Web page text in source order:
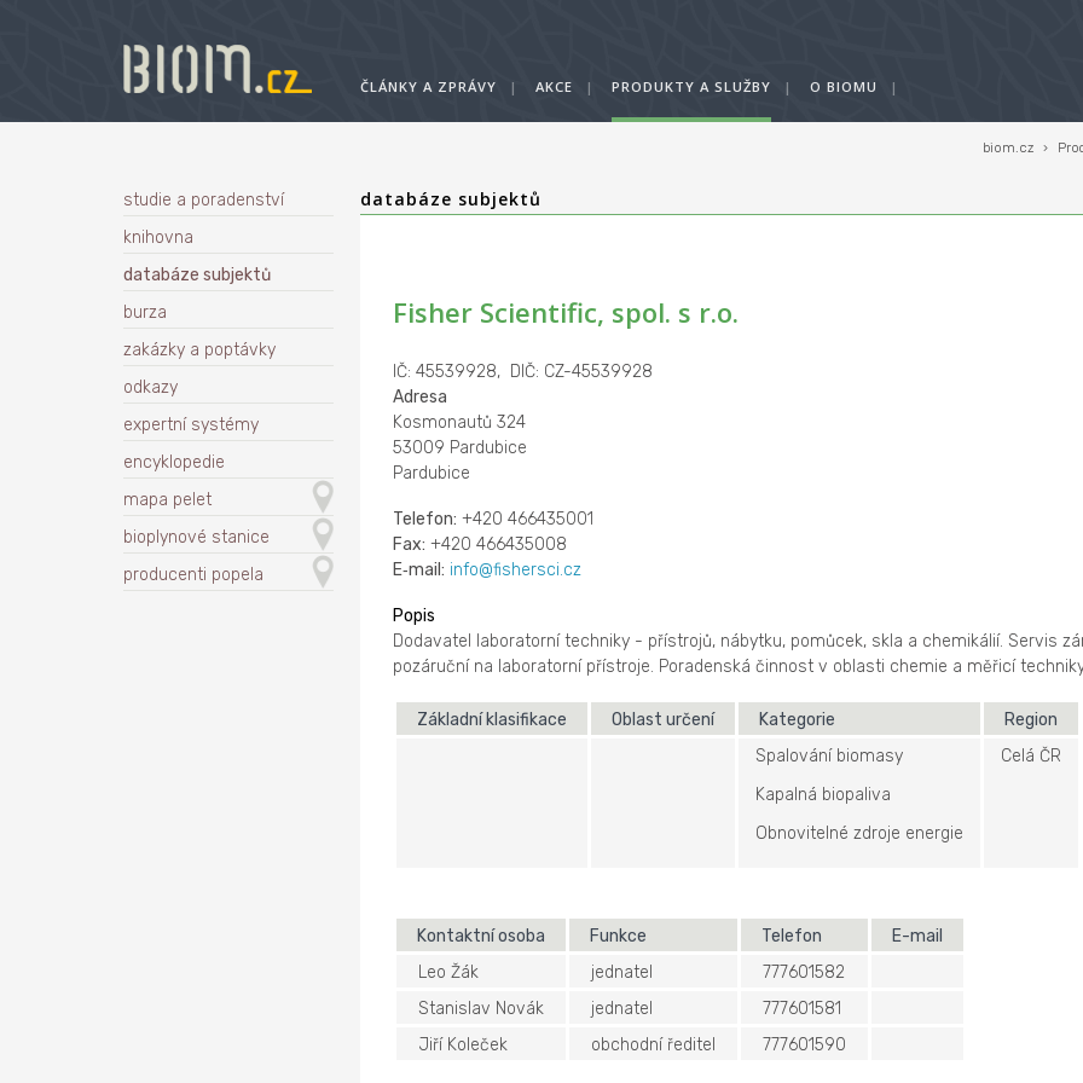
ČLÁNKY A ZPRÁVY | AKCE | PRODUKTY A SLUŽBY | O BIOMU |
biom.cz ›
studie a poradenství
knihovna
databáze subjektů
burza
zakázky a poptávky
odkazy
expertní systémy
encyklopedie
mapa pelet
bioplynové stanice
producenti popela
databáze subjektů
Fisher Scientific, spol. s r.o.
IČ: 45539928, DIČ: CZ-45539928
Adresa
Kosmonautů 324
53009 Pardubice
Pardubice
Telefon: +420 466435001
Fax: +420 466435008
E‑mail: info@fishersci.cz
Popis
Dodavatel laboratorní techniky - přístrojů, nábytku, pomůcek, skla a chemikálií. Servis
pozáruční na laboratorní přístroje. Poradenská činnost v oblasti chemie a měřicí
Základní klasifikace Oblast určení Kategorie
Region
Spalování biomasy
Kapalná biopaliva
Obnovitelné zdroje energie
Celá ČR
Kontaktní osoba Funkce Telefon
E-mail
Leo Žák
jednatel
777601582
Stanislav Novák
jednatel
777601581
Jiří Koleček
obchodní ředitel 777601590